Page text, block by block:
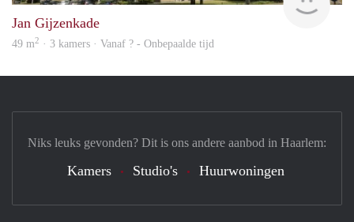
Jan Gijzenkade
49 m2 · 3 kamers · Vanaf ? - Onbepaalde tijd
Niks leuks gevonden? Dit is ons andere aanbod in Haarlem:
Kamers Studio's Huurwoningen